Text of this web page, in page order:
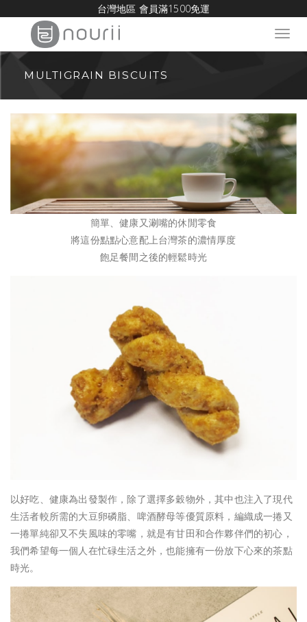
台灣地區 會員滿1500免運
MULTIGRAIN BISCUITS
簡單、健康又涮嘴的休閒零食
將這份點點心意配上台灣茶的濃情厚度
飽足餐間之後的輕鬆時光
以好吃、健康為出發製作，除了選擇多穀物外，其中也注入了現代
生活者較所需的大豆卵磷脂、啤酒酵母等優質原料，編織成一捲又
一捲單純卻又不失風味的零嘴，就是有甘田和合作夥伴們的初心，
我們希望每一個人在忙碌生活之外，也能擁有一份放下心來的茶點
時光。